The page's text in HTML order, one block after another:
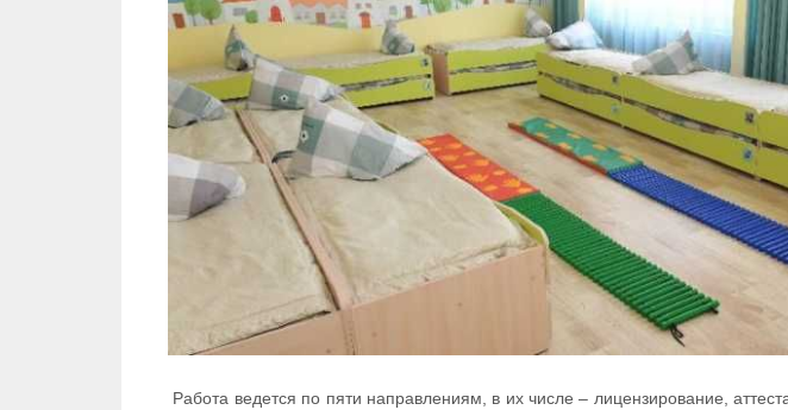
Работа ведется по пяти направлениям, в их числе – лицензирование,